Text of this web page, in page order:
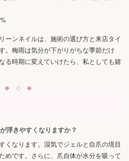
ーンネイルは、施術の選び方と来店タイ
。梅雨は気分が下がりがちな季節だけ
る時期に変えていけたら、私としても嬉
浮きやすくなりますか？
くなります。湿気でジェルと自爪の境目
めです。さらに、爪自体が水分を吸って